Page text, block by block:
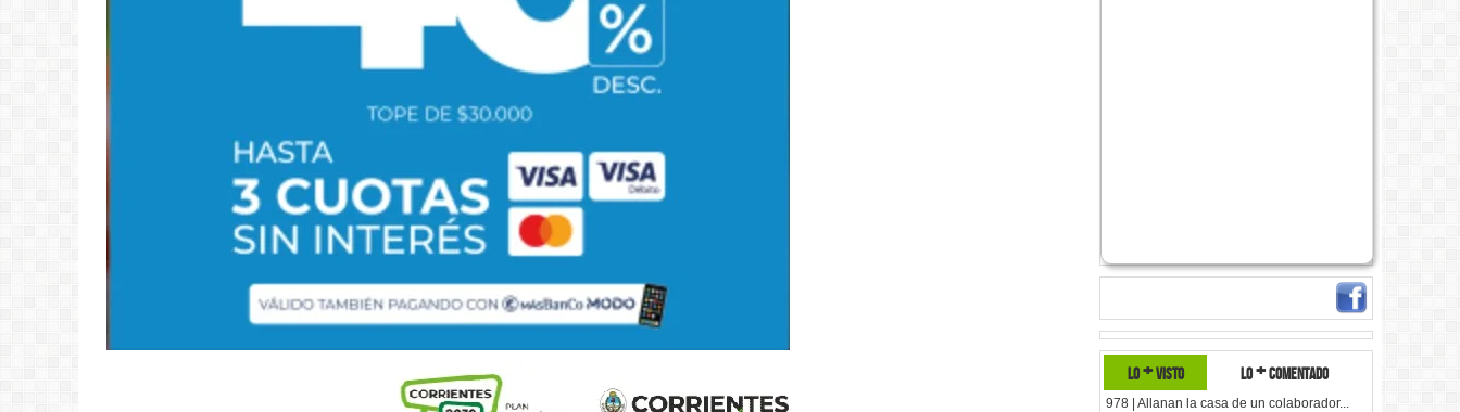
lo + visto lo + comentado
978 | Allanan la casa de un colaborador...